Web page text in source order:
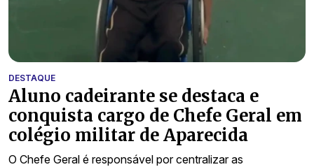
DESTAQUE
Aluno cadeirante se destaca e
conquista cargo de Chefe Geral em
colégio militar de Aparecida
O Chefe Geral é responsável por centralizar as